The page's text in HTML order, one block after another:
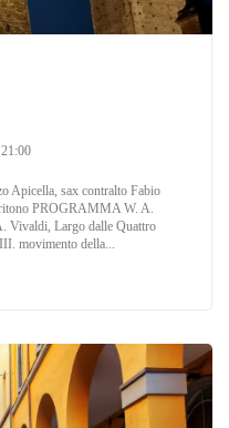
21:00
Apicella, sax contralto Fabio
PROGRAMMA W. A.
Vivaldi, Largo dalle Quattro
movimento della...